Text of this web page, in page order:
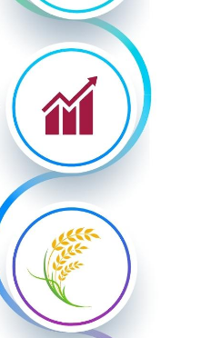
English
NGHỆ
TECHNOLOGY
Công nghệ (MST)
Thị Hải Hằng
Khoa học và Công nghệ.
18 Nguyễn Du, TP. Hà Nội